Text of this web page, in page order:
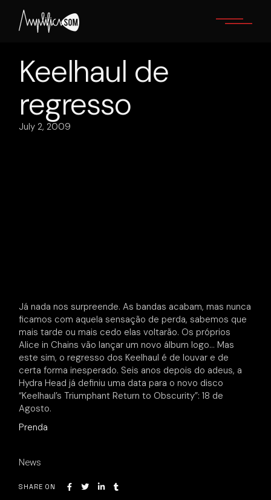
content
Keelhaul de
regresso
July 2, 2009
Já nada nos surpreende. As bandas acabam, mas nunca
ficamos com aquela sensação de perda, sabemos que
mais tarde ou mais cedo elas voltarão. Os próprios
Alice in Chains vão lançar um novo álbum logo… Mas
este sim, o regresso dos Keelhaul é de louvar e de
certa forma inesperado. Seis anos depois do adeus, a
Hydra Head já definiu uma data para o novo disco
“Keelhaul’s Triumphant Return to Obscurity”: 18 de
Agosto.
Prenda
News
SHARE ON